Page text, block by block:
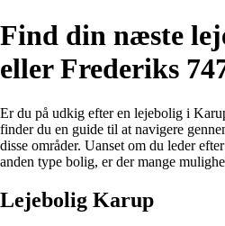
Find din næste
eller Frederiks
Er du på udkig efter en lejebolig i
finder du en guide til at navigere
disse områder. Uanset om du leder
anden type bolig, er der mange
Lejebolig Karup